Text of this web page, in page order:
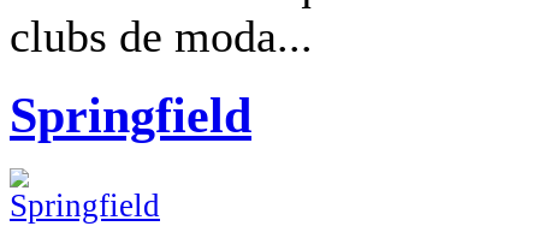
clubs de moda...
Springfield